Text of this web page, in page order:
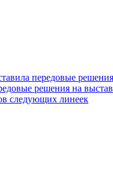
передовые
решения на
следующих линеек